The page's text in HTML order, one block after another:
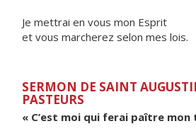
Je mettrai en vous mon Esprit
et vous marcherez selon mes lois.
SERMON DE SAINT
PASTEURS
« C’est moi qui ferai paître mon